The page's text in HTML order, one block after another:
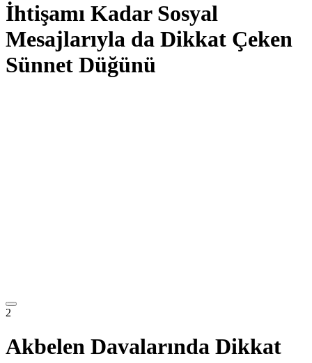
İhtişamı Kadar Sosyal
Mesajlarıyla da Dikkat Çeken
Sünnet Düğünü
2
Akbelen Davalarında Dikkat